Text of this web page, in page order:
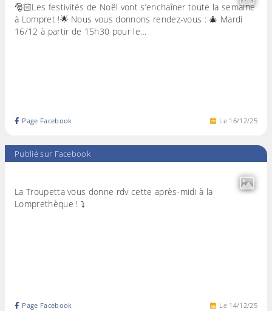
🎅🏻Les festivités de Noël vont s’enchaîner toute la semaine
à Lompret !🌟 Nous vous donnons rendez-vous : 🎄 Mardi
16/12 à partir de 15h30 pour le…
Le 16/12/25
Page Facebook
Publié sur Facebook
La Troupetta vous donne rdv cette après-midi à la
Lomprethèque ! ⤵️
Le 14/12/25
Page Facebook